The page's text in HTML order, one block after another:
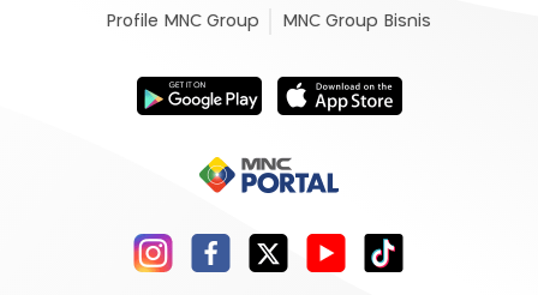
Profile MNC Group MNC Group Bisnis